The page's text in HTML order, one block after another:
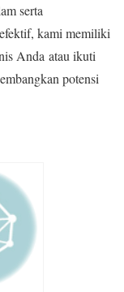
serta
kami memiliki
Anda atau ikuti
potensi